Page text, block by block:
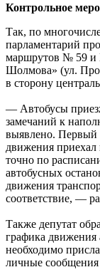
Контрольное
Так, по
парламентарий
маршрутов № 59 и
Шолмова» (ул.
в сторону
— Автобусы
замечаний к
выявлено. Первый
движения
точно по
автобусных
движения
соответствие, —
Также депутат
графика
необходимо
личные сообщения